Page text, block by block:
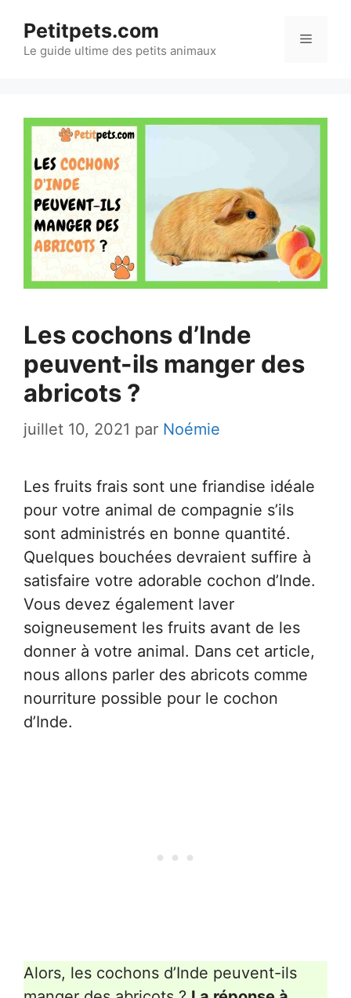
contenu
Petitpets.com
Le guide ultime des petits animaux
Menu
Les cochons d’Inde
peuvent-ils manger des
abricots ?
juillet 10, 2021 par Noémie
Les fruits frais sont une friandise idéale
pour votre animal de compagnie s’ils
sont administrés en bonne quantité.
Quelques bouchées devraient suffire à
satisfaire votre adorable cochon d’Inde.
Vous devez également laver
soigneusement les fruits avant de les
donner à votre animal. Dans cet article,
nous allons parler des abricots comme
nourriture possible pour le cochon
d’Inde.
Alors, les cochons d’Inde peuvent-ils